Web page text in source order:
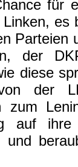
für
es
Parteien
der
diese
der
zum
auf
und